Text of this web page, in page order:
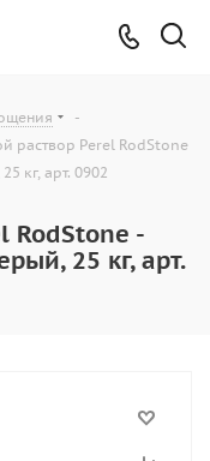
-
раствор Perel RodStone
кг, арт. 0902
RodStone -
25 кг, арт.